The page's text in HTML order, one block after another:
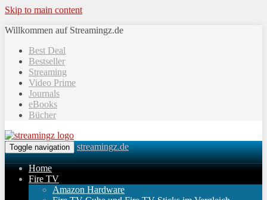
Skip to main content
Willkommen auf Streamingz.de
Best Deal
Bestseller
Streaming
Video Prime
Journals
eBooks
Bücher
Toggle navigation streamingz.de
Home
Fire TV
Amazon Hardware